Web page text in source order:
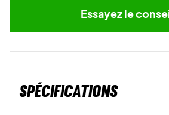
Essayez le
Spécifications